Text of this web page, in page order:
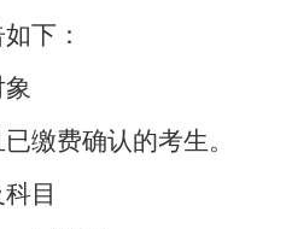
下：
缴费确认的考生。
目